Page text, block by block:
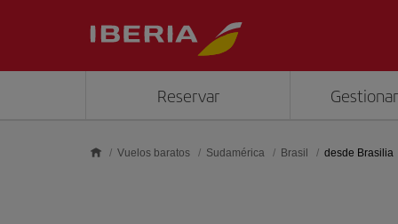
Reservar
Vuelos baratos Sudamérica Brasil desde Brasilia